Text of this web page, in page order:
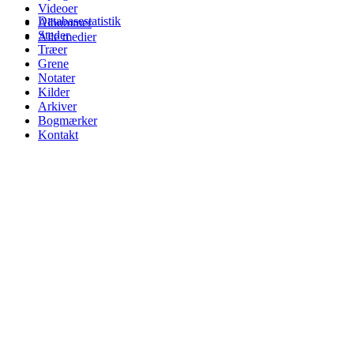
Videoer
Albummer
Alle medier
Databasestatistik
Steder
Træer
Grene
Notater
Kilder
Arkiver
Bogmærker
Kontakt